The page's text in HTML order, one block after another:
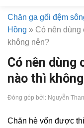
Chăn ga gối đệm
Hồng » Có nên dùng
không nên?
Có nên dùng
nào thì
Đóng góp bởi: Nguyễn
Chăn hè vốn được